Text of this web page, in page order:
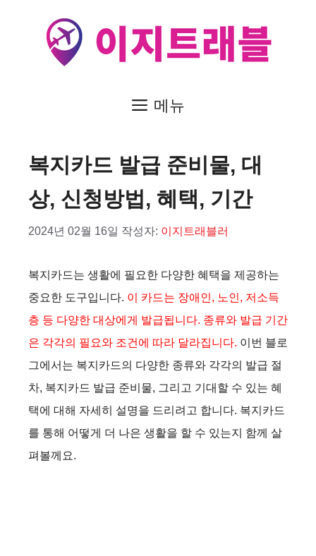
메뉴
복지카드 발급 준비물, 대
상, 신청방법, 혜택, 기간
2024년 02월 16일 작성자: 이지트래블러
복지카드는 생활에 필요한 다양한 혜택을 제공하는
중요한 도구입니다. 이 카드는 장애인, 노인, 저소득
층 등 다양한 대상에게 발급됩니다. 종류와 발급 기간
은 각각의 필요와 조건에 따라 달라집니다. 이번 블로
그에서는 복지카드의 다양한 종류와 각각의 발급 절
차, 복지카드 발급 준비물, 그리고 기대할 수 있는 혜
택에 대해 자세히 설명을 드리려고 합니다. 복지카드
를 통해 어떻게 더 나은 생활을 할 수 있는지 함께 살
펴볼께요.